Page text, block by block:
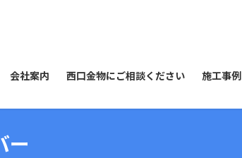
会社案内 西口金物にご相談ください 施工事例
ー